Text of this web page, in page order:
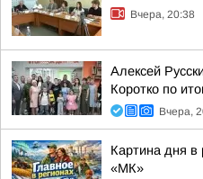
Вчера, 20:38
Алексей
Коротко по
Вчера,
Картина дня в
«МК»